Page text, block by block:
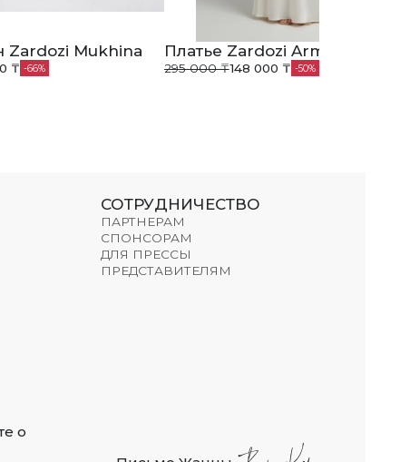
Zardozi Mukhina
₸ 66
Платье Zardozi Armaniya
295 000 ₸148 000 ₸ 50
СОТРУДНИЧЕСТВО
ПАРТНЕРАМ
СПОНСОРАМ
ДЛЯ ПРЕССЫ
ПРЕДСТАВИТЕЛЯМ
о